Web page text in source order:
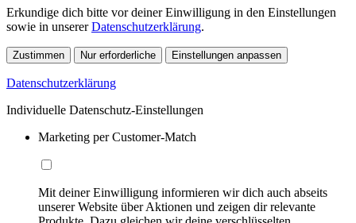
Erkundige dich bitte vor deiner Einwilligung in den Einstellungen
sowie in unsererDatenschutzerklärung.
Zustimmen Nur erforderliche Einstellungen anpassen
Datenschutzerklärung
Individuelle Datenschutz-Einstellungen
Marketing per Customer-Match
Mit deiner Einwilligung informieren wir dich auch abseits
unserer Website über Aktionen und zeigen dir relevante